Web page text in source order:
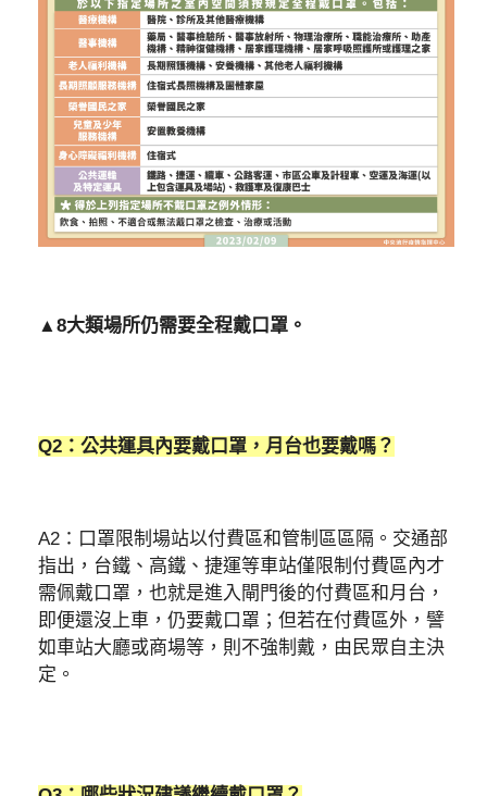
▲8大類場所仍需要全程戴口罩。
Q2：公共運具內要戴口罩，月台也要戴嗎？
A2：口罩限制場站以付費區和管制區區隔。交通部
指出，台鐵、高鐵、捷運等車站僅限制付費區內才
需佩戴口罩，也就是進入閘門後的付費區和月台，
即便還沒上車，仍要戴口罩；但若在付費區外，譬
如車站大廳或商場等，則不強制戴，由民眾自主決
定。